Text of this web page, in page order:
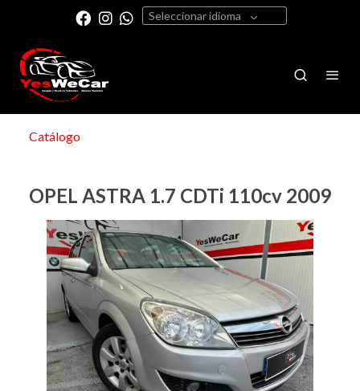
Seleccionar idioma
Catálogo
OPEL ASTRA 1.7 CDTi 110cv 2009